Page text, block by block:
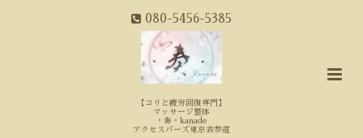
080-5456-5385
【コリと疲労回復専門】
マッサージ整体
・奏・kanade
アクセスバーズ東京表参道